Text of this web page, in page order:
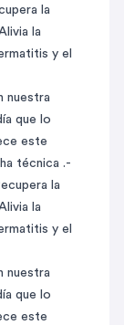
la
la
y el
nuestra
que lo
este
técnica .-
la
la
y el
nuestra
que lo
este